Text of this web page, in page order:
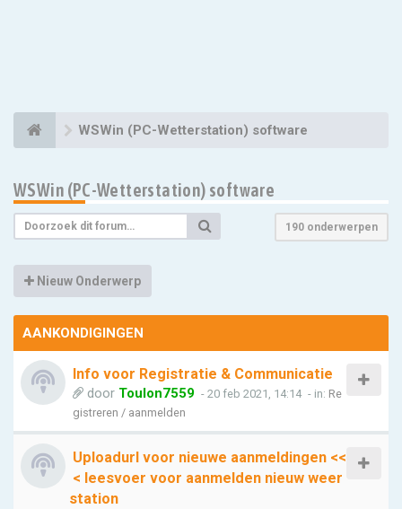
WSWin (PC-Wetterstation) software
WSWin (PC-Wetterstation) software
190 onderwerpen
Nieuw Onderwerp
AANKONDIGINGEN
Info voor Registratie & Communicatie
door Toulon7559 - 20 feb 2021, 14:14 - in: Re
gistreren / aanmelden
Uploadurl voor nieuwe aanmeldingen <<
< leesvoer voor aanmelden nieuw weer
station